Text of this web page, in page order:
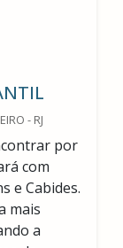
- RJ
por
com
e Cabides.
mais
a